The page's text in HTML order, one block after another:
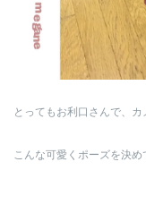
とってもお利口さんで、カ
こんな可愛くポーズを決め